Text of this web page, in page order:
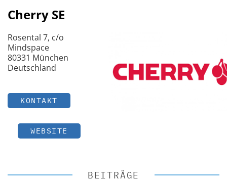
Cherry SE
Rosental 7, c/o
Mindspace
80331 München
Deutschland
KONTAKT
WEBSITE
BEITRÄGE